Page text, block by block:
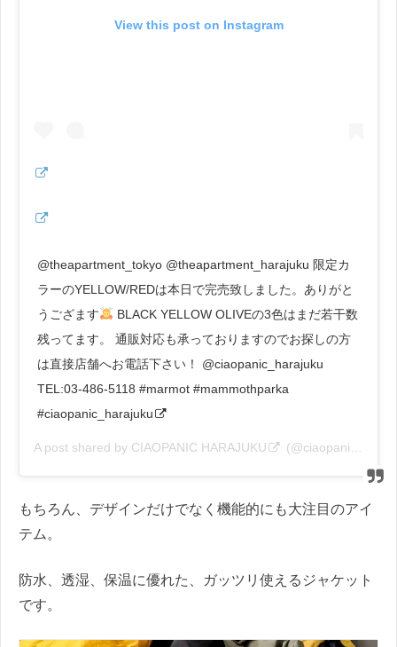
View this post on Instagram
@theapartment_tokyo @theapartment_harajuku 限定カ
ラーのYELLOW/REDは本日で完売致しました。ありがと
うござます
BLACK YELLOW OLIVEの3色はまだ若干数
残ってます。 通販対応も承っておりますのでお探しの方
は直接店舗へお電話下さい！ @ciaopanic_harajuku
TEL:03-486-5118 #marmot #mammothparka
#ciaopanic_harajuku
A post shared by CIAOPANIC HARAJUKU (@ciaopanic_harajuku) on
もちろん、デザインだけでなく機能的にも大注目のアイ
テム。
防水、透湿、保温に優れた、ガッツリ使えるジャケット
です。